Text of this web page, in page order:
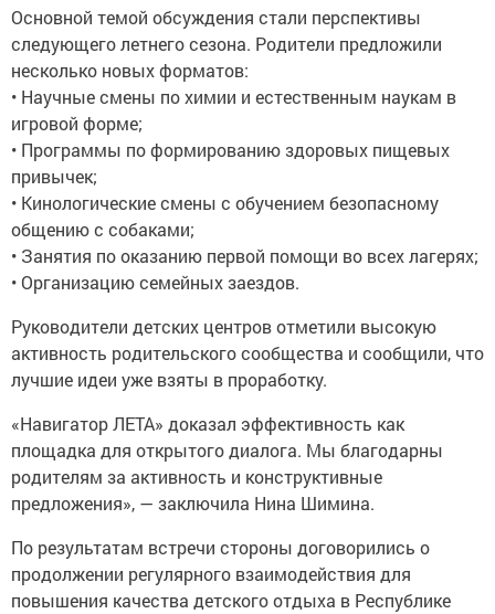
Основной темой обсуждения стали перспективы
следующего летнего сезона. Родители предложили
несколько новых форматов:
• Научные смены по химии и естественным наукам в
игровой форме;
• Программы по формированию здоровых пищевых
привычек;
• Кинологические смены с обучением безопасному
общению с собаками;
• Занятия по оказанию первой помощи во всех лагерях;
• Организацию семейных заездов.
Руководители детских центров отметили высокую
активность родительского сообщества и сообщили, что
лучшие идеи уже взяты в проработку.
«Навигатор ЛЕТА» доказал эффективность как
площадка для открытого диалога. Мы благодарны
родителям за активность и конструктивные
предложения», — заключила Нина Шимина.
По результатам встречи стороны договорились о
продолжении регулярного взаимодействия для
повышения качества детского отдыха в Республике